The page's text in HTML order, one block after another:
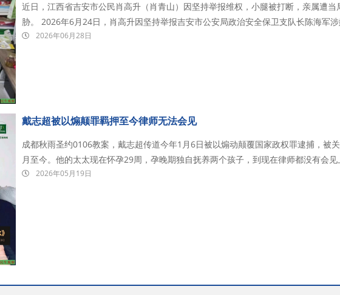
近日，江西省吉安市公民肖高升（肖青山）因坚持举报维权，小腿被打断，亲属遭当
胁。 2026年6月24日，肖高升因坚持举报吉安市公安局政治安全保卫支队长陈海军涉嫌伪
造证据的违法行为，遭到维稳人员的暴力殴打，导致左小腿受伤折断； 因肖高升的侄子在
2026年06月28日
戴志超被以煽颠罪羁押至今律师无法会见
成都秋雨圣约0106教案，戴志超传道今年1月6日被以煽动颠覆国家政权罪逮捕，被
月至今。他的太太现在怀孕29周，孕晚期独自抚养两个孩子，到现在律师都没有会见
其目前被关押在德阳看守所。 戴志超，成都秋雨圣约教会传道人。 2026年1月6日，在教会
2026年05月19日